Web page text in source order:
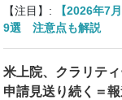
【注目】:
【2026年7
9選 注意点も解説
米上院、クラリテ
申請見送り続く＝